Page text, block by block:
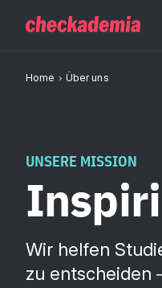
Home Über uns
UNSERE MISSION
Wir helfen
zu entscheiden